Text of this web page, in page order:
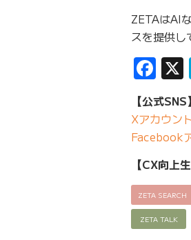
ZETAはAI
スを提供し
【公式SNS】
Xアカウン
Facebook
【CX向上
ZETA SEARCH
ZETA TALK